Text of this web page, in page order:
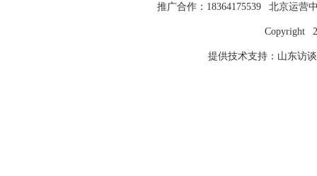
推广合作：18364175539 北京运营
Copyright
提供技术支持：山东访